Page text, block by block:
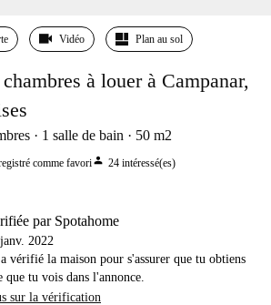
Vidéo Plan au sol
à louer à Campanar,
1 salle de bain 50 m2
comme favoriperson 24 intéressé(es)
par Spotahome
2022
vérifié la maison pour s'assurer que tu obtiens
que tu vois dans l'annonce.
sur la vérification